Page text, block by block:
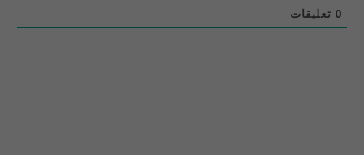
0 تعليقات